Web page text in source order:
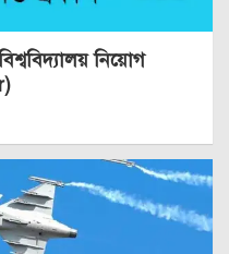
নিয়োগ